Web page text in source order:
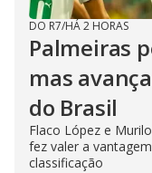
DO R7/HÁ 2 HORAS
Palmeiras
mas
do Brasil
Flaco López e
fez valer a
classificação